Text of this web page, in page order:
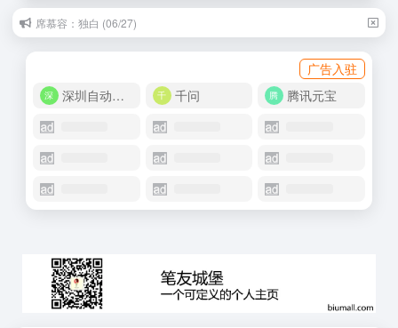
李月亮：那些你所不知道的大事 (12/01)
广告入驻
深圳自动化商城
千问 腾讯元宝